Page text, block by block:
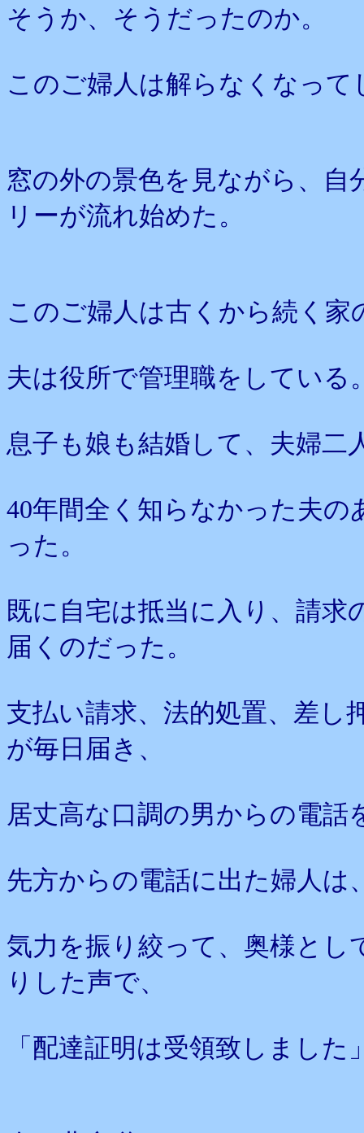
そうか、そうだったのか。
このご婦人は解らなくなっ
窓の外の景色を見ながら、
リーが流れ始めた。
このご婦人は古くから続く家
夫は役所で管理職をしている
息子も娘も結婚して、夫婦二
40年間全く知らなかった夫
った。
既に自宅は抵当に入り、請求
届くのだった。
支払い請求、法的処置、差し
が毎日届き、
居丈高な口調の男からの電話
先方からの電話に出た婦人は
気力を振り絞って、奥様と
りした声で、
「配達証明は受領致しました